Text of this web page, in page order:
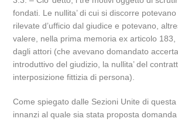
fondati. Le nullita’ di cui si discorre
rilevate d’ufficio dal giudice e potevano,
valere, nella prima memoria ex articolo 183,
dagli attori (che avevano domandato
introduttivo del giudizio, la nullita’ del
interposizione fittizia di persona).
Come spiegato dalle Sezioni Unite di
innanzi al quale sia stata proposta domanda